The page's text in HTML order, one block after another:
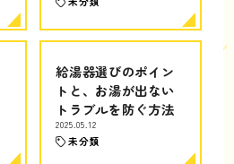
給湯器選びのポイン
トと、お湯が出ない
トラブルを防ぐ方法
2025.05.12
未分類